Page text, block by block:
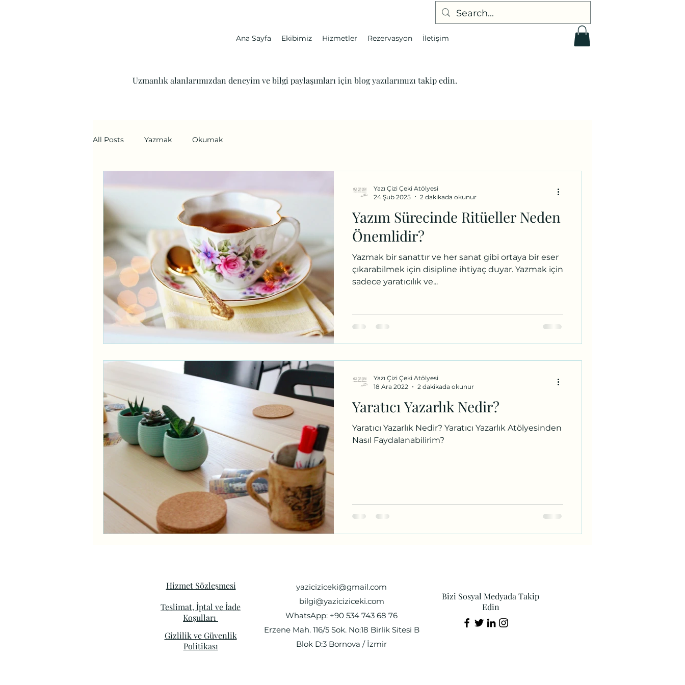
Ana Sayfa Ekibimiz Hizmetler Rezervasyon İletişim
Uzmanlık alanlarımızdan deneyim ve bilgi paylaşımları için blog yazılarımızı takip edin.
All Posts Yazmak Okumak
Yazım Sürecinde Ritüeller Neden
Önemlidir?
Yazmak bir sanattır ve her sanat gibi ortaya bir eser
çıkarabilmek için disipline ihtiyaç duyar. Yazmak için
sadece yaratıcılık ve...
Yazı Çizi Çeki Atölyesi
24 Şub 2025
2 dakikada okunur
Yaratıcı Yazarlık Nedir?
Yaratıcı Yazarlık Nedir? Yaratıcı Yazarlık Atölyesinden
Nasıl Faydalanabilirim?
Yazı Çizi Çeki Atölyesi
18 Ara 2022
2 dakikada okunur
Hizmet Sözleşmesi
Teslimat, İptal ve İade
Koşulları
Gizlilik ve Güvenlik
Politikası
yaziciziceki@gmail.com
bilgi@yaziciziceki.com
WhatsApp: +90 534 743 68 76
Erzene Mah. 116/5 Sok. No:18 Birlik Sitesi B
Blok D:3 Bornova / İzmir
Bizi Sosyal Medyada Takip
Edin